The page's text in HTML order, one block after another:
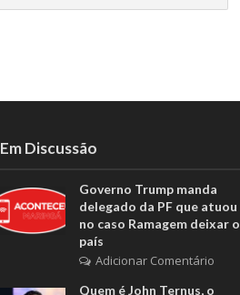
Em Discussão
Governo Trump manda
delegado da PF que atuou
no caso Ramagem deixar o
país
Adicionar Comentário
Quem é John Ternus, o